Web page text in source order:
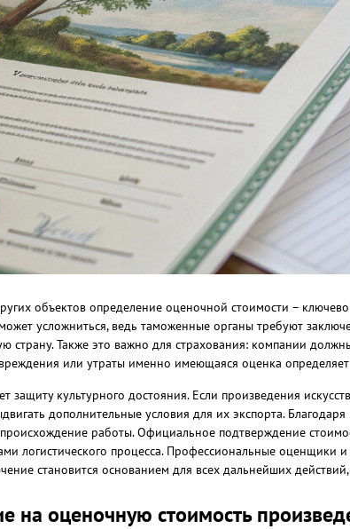
объектов определение оценочной стоимости –
усложниться, ведь таможенные органы требуют
страну. Также это важно для страхования: компании
или утраты именно имеющаяся оценка
защиту культурного достояния. Если произведения
дополнительные условия для их экспорта.
работы. Официальное подтверждение
логистического процесса. Профессиональные оценщики
становится основанием для всех дальнейших
на оценочную стоимость